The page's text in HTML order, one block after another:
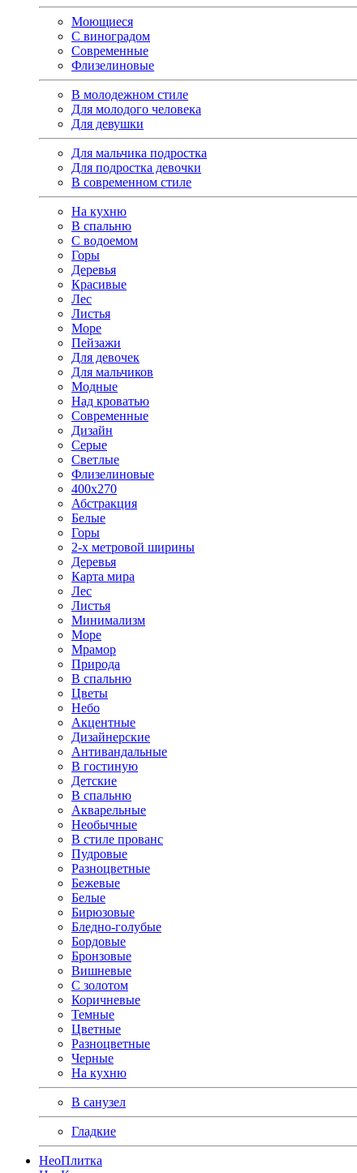
Моющиеся
С виноградом
Современные
Флизелиновые
В молодежном стиле
Для молодого человека
Для девушки
Для мальчика подростка
Для подростка девочки
В современном стиле
На кухню
В спальню
С водоемом
Горы
Деревья
Красивые
Лес
Листья
Море
Пейзажи
Для девочек
Для мальчиков
Модные
Над кроватью
Современные
Дизайн
Серые
Светлые
Флизелиновые
400х270
Абстракция
Белые
Горы
2-х метровой ширины
Деревья
Карта мира
Лес
Листья
Минимализм
Море
Мрамор
Природа
В спальню
Цветы
Небо
Акцентные
Дизайнерские
Антивандальные
В гостиную
Детские
В спальню
Акварельные
Необычные
В стиле прованс
Пудровые
Разноцветные
Бежевые
Белые
Бирюзовые
Бледно-голубые
Бордовые
Бронзовые
Вишневые
С золотом
Коричневые
Темные
Цветные
Разноцветные
Черные
На кухню
В санузел
Гладкие
НеоПлитка